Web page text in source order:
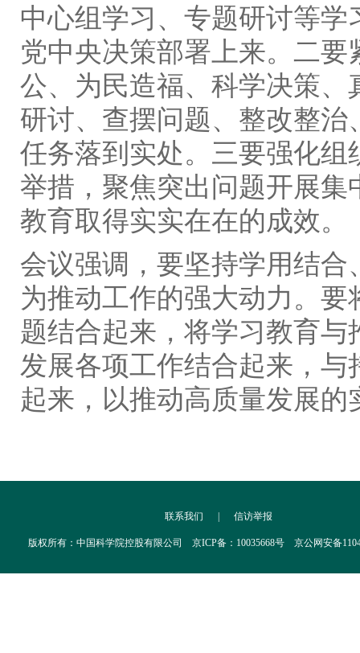
中心组学习、专题研讨等
党中央决策部署上来。二
公、为民造福、科学决策、
研讨、查摆问题、整改整
任务落到实处。三要强化
举措，聚焦突出问题开展
教育取得实实在在的成效。
会议强调，要坚持学用结
为推动工作的强大动力。
题结合起来，将学习教育
发展各项工作结合起来，
起来，以推动高质量发展
联系我们 | 信访举报
版权所有：中国科学院控股有限公司 京ICP备：10035668号 京公网安备